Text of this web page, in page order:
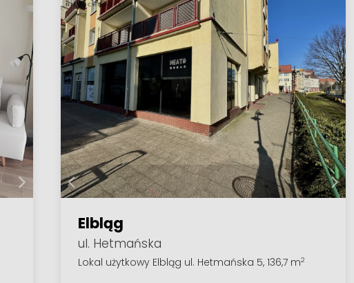
Elbląg
ul. Hetmańska
Lokal użytkowy Elbląg ul. Hetmańska 5, 136,7 m2